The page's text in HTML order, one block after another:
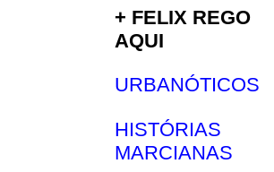
+ FELIX REGO
AQUI
URBANÓTICOS
HISTÓRIAS
MARCIANAS